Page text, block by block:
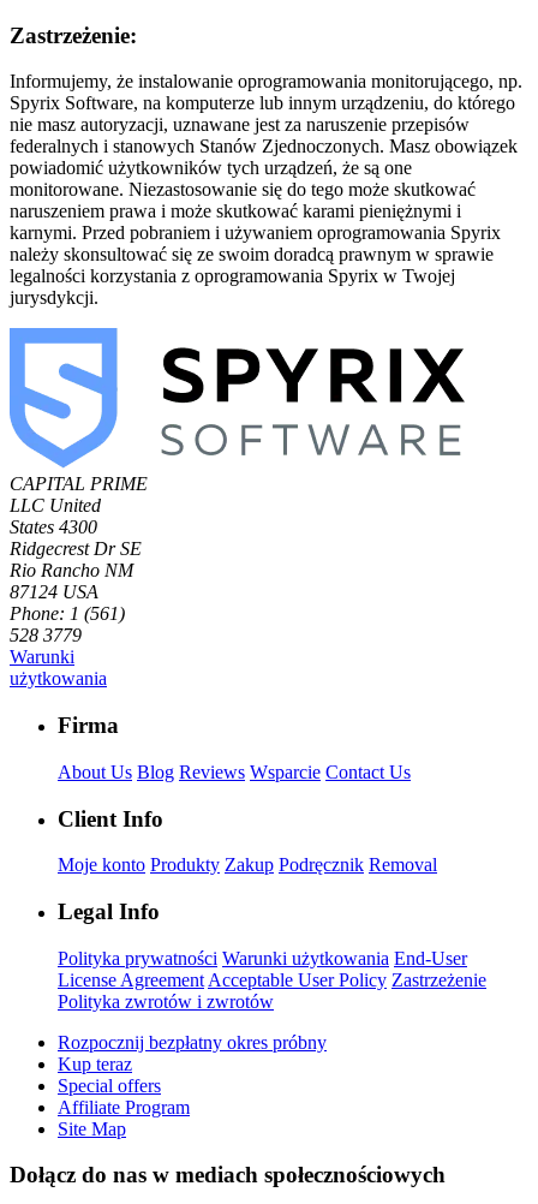
Zastrzeżenie:
Informujemy, że instalowanie oprogramowania monitorującego, np.
Spyrix Software, na komputerze lub innym urządzeniu, do którego
nie masz autoryzacji, uznawane jest za naruszenie przepisów
federalnych i stanowych Stanów Zjednoczonych. Masz obowiązek
powiadomić użytkowników tych urządzeń, że są one
monitorowane. Niezastosowanie się do tego może skutkować
naruszeniem prawa i może skutkować karami pieniężnymi i
karnymi. Przed pobraniem i używaniem oprogramowania Spyrix
należy skonsultować się ze swoim doradcą prawnym w sprawie
legalności korzystania z oprogramowania Spyrix w Twojej
jurysdykcji.
CAPITAL PRIME
LLC United
States 4300
Ridgecrest Dr SE
Rio Rancho NM
87124 USA
Phone: 1 (561)
528 3779
Warunki
użytkowania
Firma
About Us Blog Reviews Wsparcie Contact Us
Client Info
Moje konto Produkty Zakup Podręcznik Removal
Legal Info
Polityka prywatności Warunki użytkowania End-User
License Agreement Acceptable User Policy Zastrzeżenie
Polityka zwrotów i zwrotów
Rozpocznij bezpłatny okres próbny
Kup teraz
Special offers
Affiliate Program
Site Map
Dołącz do nas w mediach społecznościowych